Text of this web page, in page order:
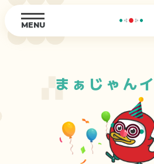
MENU
まぁじゃん